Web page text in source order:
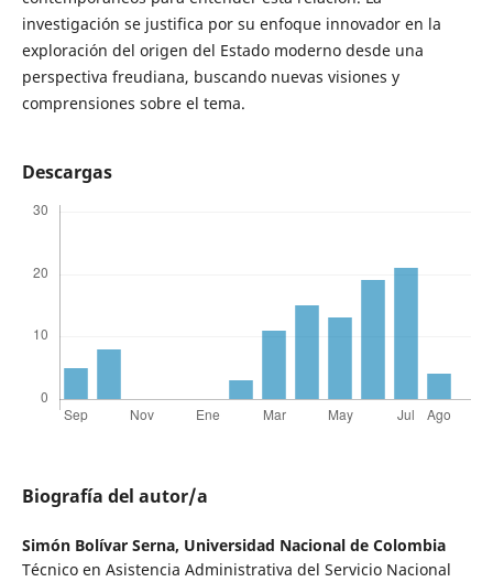
investigación se justifica por su enfoque innovador en la
exploración del origen del Estado moderno desde una
perspectiva freudiana, buscando nuevas visiones y
comprensiones sobre el tema.
Descargas
Biografía del autor/a
Simón Bolívar Serna, Universidad Nacional de Colombia
Técnico en Asistencia Administrativa del Servicio Nacional